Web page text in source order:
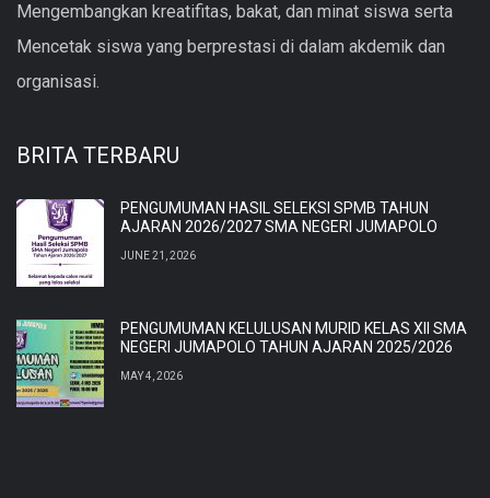
Mengembangkan kreatifitas, bakat, dan minat siswa serta
Mencetak siswa yang berprestasi di dalam akdemik dan
organisasi.
BRITA TERBARU
PENGUMUMAN HASIL SELEKSI SPMB TAHUN
AJARAN 2026/2027 SMA NEGERI JUMAPOLO
JUNE 21, 2026
PENGUMUMAN KELULUSAN MURID KELAS XII SMA
NEGERI JUMAPOLO TAHUN AJARAN 2025/2026
MAY 4, 2026